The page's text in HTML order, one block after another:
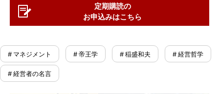
定期購読の
お申込みはこちら
# マネジメント # 帝王学 # 稲盛和夫 # 経営哲学
# 経営者の名言